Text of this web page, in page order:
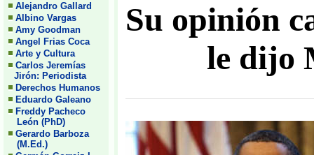
Alejandro Gallard
Albino Vargas
Amy Goodman
Angel Frias Coca
Arte y Cultura
Carlos Jeremías
Jirón: Periodista
Derechos Humanos
Eduardo Galeano
Freddy Pacheco
León (PhD)
Gerardo Barboza
(M.Ed.)
Su opinión
le dijo